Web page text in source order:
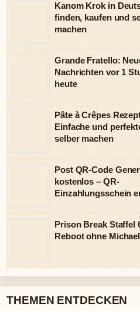
Kanom Krok in
finden, kaufen und
machen
Grande Fratello:
Nachrichten vor 1
heute
Pâte à Crêpes
Einfache und
selber machen
Post QR-Code
kostenlos – QR-
Einzahlungsschein
Prison Break Staffel
Reboot ohne
THEMEN ENTDECKEN